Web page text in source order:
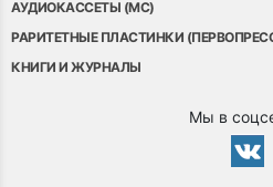
АУДИОКАССЕТЫ (MC)
РАРИТЕТНЫЕ ПЛАСТИНКИ
КНИГИ И ЖУРНАЛЫ
Мы в